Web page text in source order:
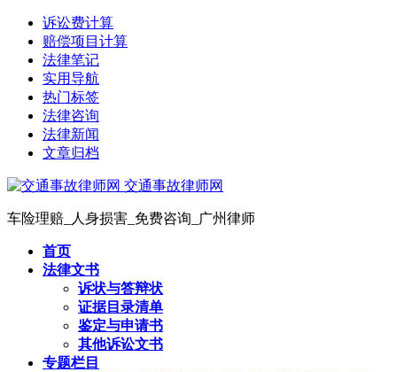
诉讼费计算
赔偿项目计算
法律笔记
实用导航
热门标签
法律咨询
法律新闻
文章归档
交通事故律师网
车险理赔_人身损害_免费咨询_广州律师
首页
法律文书
诉状与答辩状
证据目录清单
鉴定与申请书
其他诉讼文书
专题栏目